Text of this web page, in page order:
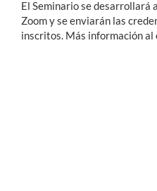
El Seminario se desarrollará
Zoom y se enviarán las
inscritos. Más información al